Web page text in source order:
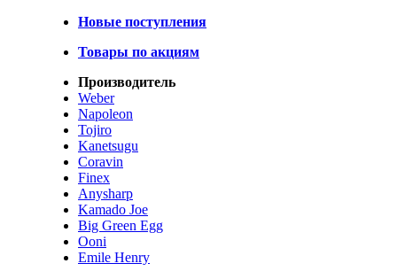
Новые поступления
Товары по акциям
Производитель
Weber
Napoleon
Tojiro
Kanetsugu
Coravin
Finex
Anysharp
Kamado Joe
Big Green Egg
Ooni
Emile Henry